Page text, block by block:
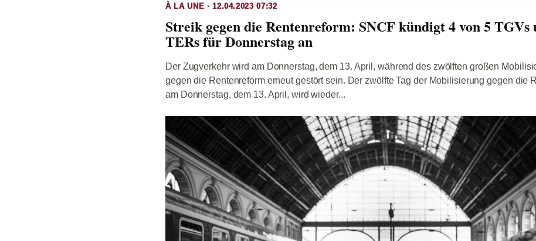
À LA UNE · 12.04.2023 07:32
Streik gegen die Rentenreform: SNCF kündigt 4 von 5 TGVs
TERs für Donnerstag an
Der Zugverkehr wird am Donnerstag, dem 13. April, während des zwölften großen
gegen die Rentenreform erneut gestört sein. Der zwölfte Tag der Mobilisierung gegen die
am Donnerstag, dem 13. April, wird wieder...